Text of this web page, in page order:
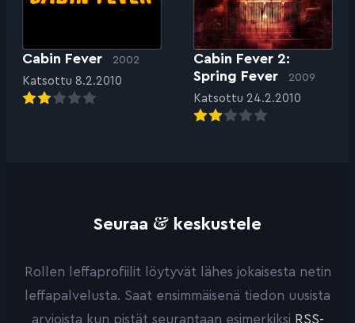
Cabin Fever 2002
Katsottu 8.2.2010
Cabin Fever 2:
Spring Fever
2009
Katsottu 24.2.2010
Seuraa & keskustele
Rollen leffaprofiilit löytyvät lähes jokaisesta netin
leffapalvelusta. Saat ensimmäisenä tiedon uusista
arvioista kun pistät seurantaan esimerkiksi RSS-